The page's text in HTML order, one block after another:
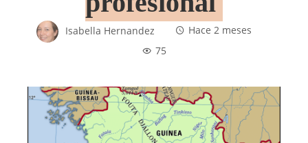
Isabella Hernandez
Hace 2 meses
75